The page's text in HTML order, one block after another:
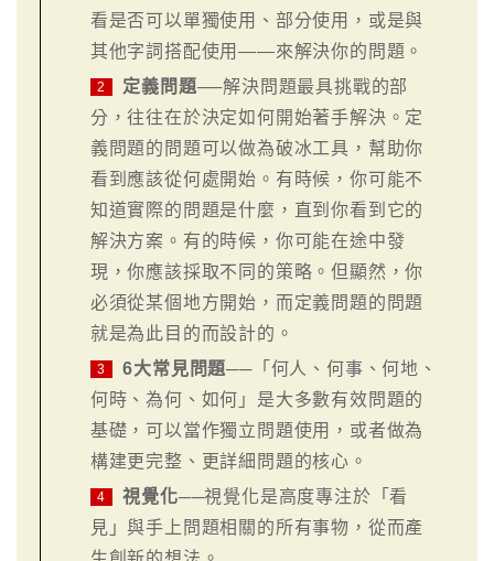
看是否可以單獨使用、部分使用，或是與
其他字詞搭配使用——來解決你的問題。
2 定義問題──解決問題最具挑戰的部
分，往往在於決定如何開始著手解決。定
義問題的問題可以做為破冰工具，幫助你
看到應該從何處開始。有時候，你可能不
知道實際的問題是什麼，直到你看到它的
解決方案。有的時候，你可能在途中發
現，你應該採取不同的策略。但顯然，你
必須從某個地方開始，而定義問題的問題
就是為此目的而設計的。
3 6大常見問題──「何人、何事、何地、
何時、為何、如何」是大多數有效問題的
基礎，可以當作獨立問題使用，或者做為
構建更完整、更詳細問題的核心。
4 視覺化──視覺化是高度專注於「看
見」與手上問題相關的所有事物，從而產